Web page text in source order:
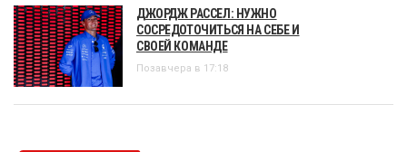
ДЖОРДЖ РАССЕЛ: НУЖНО
СОСРЕДОТОЧИТЬСЯ НА СЕБЕ И
СВОЕЙ КОМАНДЕ
Позавчера в 17:18